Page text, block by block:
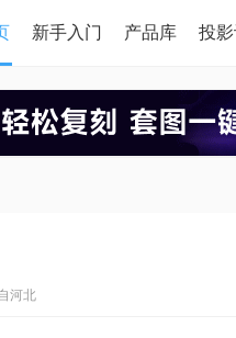
新手入门 产品库 投
河北